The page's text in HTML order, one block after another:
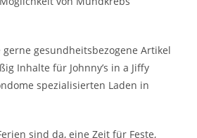
gerne gesundheitsbezogene Artikel
Inhalte für Johnny’s in a Jiffy
spezialisierten Laden in
sind da, eine Zeit für Feste,